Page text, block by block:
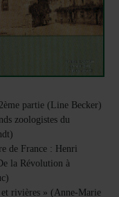
partie (Line Becker)
zoologistes du
de France : Henri
la Révolution à
rivières » (Anne-Marie